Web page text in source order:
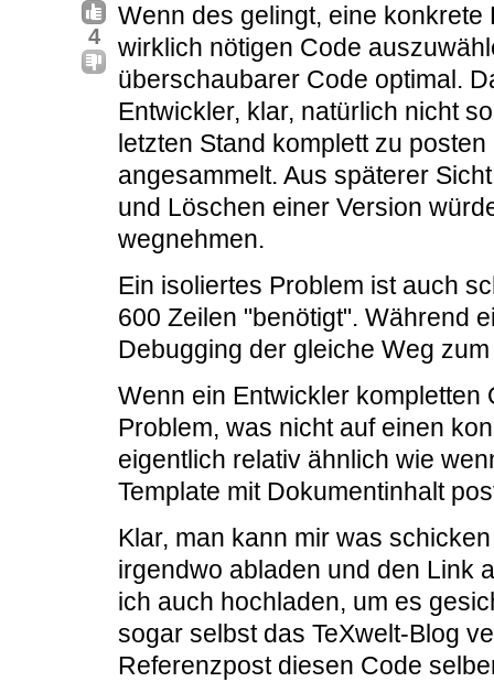
4
Wenn des gelingt, eine
wirklich nötigen Code
überschaubarer Code optimal.
Entwickler, klar, natürlich nicht
letzten Stand komplett zu
angesammelt. Aus späterer
und Löschen einer Version
wegnehmen.
Ein isoliertes Problem ist auch
600 Zeilen "benötigt". Während
Debugging der gleiche Weg
Wenn ein Entwickler kompletten
Problem, was nicht auf einen
eigentlich relativ ähnlich wie
Template mit Dokumentinhalt
Klar, man kann mir was
irgendwo abladen und den Link
ich auch hochladen, um es
sogar selbst das TeXwelt-Blog
Referenzpost diesen Code